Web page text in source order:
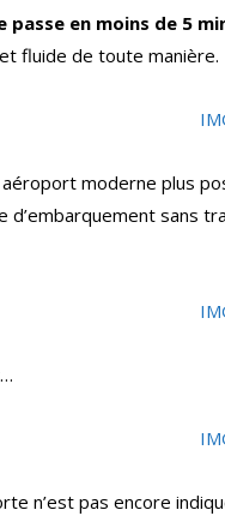
passe en moins de 5
fluide de toute manière.
moderne plus
d’embarquement sans
n’est pas encore